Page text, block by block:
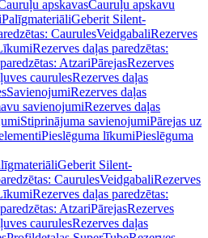
apskavasCauruļu apskavu
PalīgmateriāliGeberit Silent-
CaurulesVeidgabaliRezerves
Rezerves daļas paredzētas:
AtzariPārejasRezerves
caurulesRezerves daļas
SavienojumiRezerves daļas
savienojumiRezerves daļas
Stiprinājuma savienojumiPārejas uz
Pieslēguma līkumiPieslēguma
Geberit Silent-
CaurulesVeidgabaliRezerves
Rezerves daļas paredzētas:
AtzariPārejasRezerves
caurulesRezerves daļas